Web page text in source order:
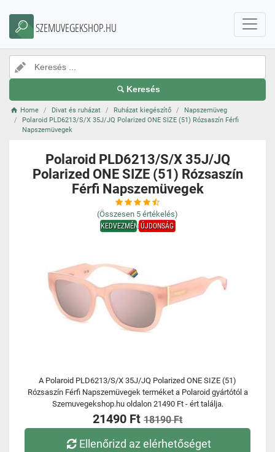
SZEMUVEGEKSHOP.HU
Keresés
Home Divat és ruházat Ruházat kiegészítő
Napszemüveg
Polaroid PLD6213/S/X 35J/JQ Polarized ONE SIZE (51) Rózsaszín Férfi
Napszemüvegek
Polaroid PLD6213/S/X 35J/JQ
Polarized ONE SIZE (51) Rózsaszín
Férfi Napszemüvegek
(Összesen 5 értékelés)
KEDVEZMÉNYÚJDONSÁG
A Polaroid PLD6213/S/X 35J/JQ Polarized ONE SIZE (51)
Rózsaszín Férfi Napszemüvegek terméket a Polaroid gyártótól a
Szemuvegekshop.hu oldalon 21490 Ft - ért találja.
21490 Ft 18190 Ft
Ellenőrizd az elérhetőséget